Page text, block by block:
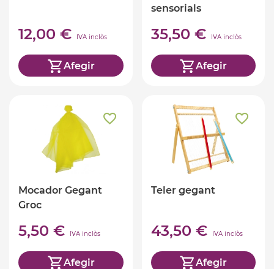
12,00 € IVA inclòs
Afegir
sensorials
35,50 € IVA inclòs
Afegir
Mocador Gegant
Groc
5,50 € IVA inclòs
Afegir
Teler gegant
43,50 € IVA inclòs
Afegir